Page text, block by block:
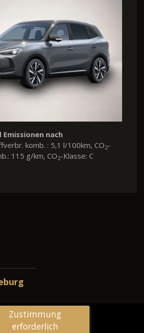
nach
komb. : 5,1 l/100km, CO2-
115 g/km, CO2-Klasse: C
Bad Berleburg
Zustimmung
erforderlich